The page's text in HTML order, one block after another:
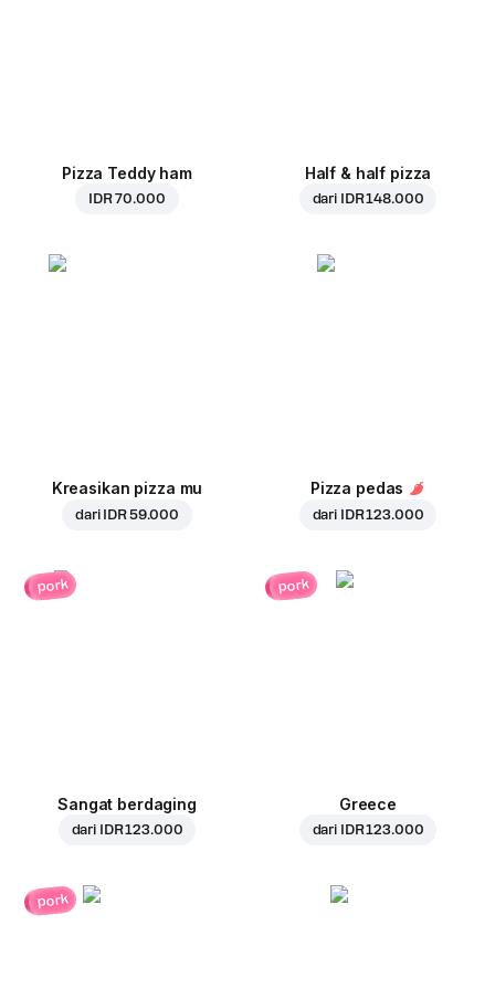
Pizza Teddy ham
IDR 70.000
Half & half pizza
dari IDR 148.000
Kreasikan pizza mu
dari IDR 59.000
Pizza pedas
dari IDR 123.000
pork
Sangat berdaging
dari IDR 123.000
pork
Greece
dari IDR 123.000
pork